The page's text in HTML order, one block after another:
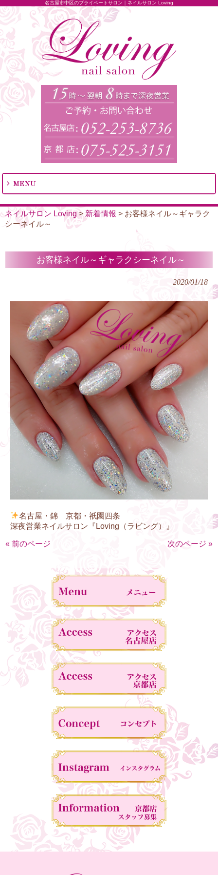
名古屋市中区のプライベートサロン｜ネイルサロン Loving
MENU
ネイルサロン Loving> 新着情報 > お客様ネイル～ギャラク
シーネイル～
お客様ネイル～ギャラクシーネイル～
2020/01/18
名古屋・錦 京都・祇園四条
深夜営業ネイルサロン『Loving（ラビング）』
« 前のページ 次のページ »